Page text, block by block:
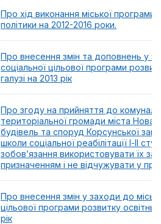
Про хід виконання міської програми
політики на 2012-2016 роки.
Про внесення змін та доповнень у
соціальної цільової програми
галузі на 2013 рік
Про згоду на прийняття до
територіальної громади міста Нова
будівель та споруд Корсунської
школи соціальної реабілітації І-ІІ
зобов’язання використовувати їх за
призначенням і не відчужувати у
Про внесення змін у заходи до
цільової програми розвитку
рік